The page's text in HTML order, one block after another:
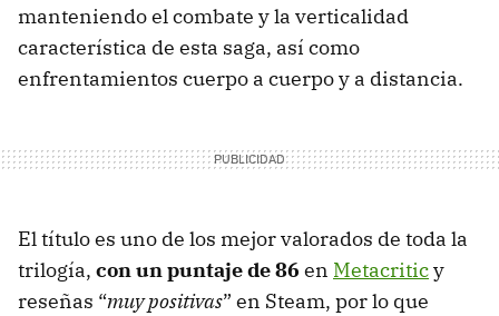
manteniendo el combate y la verticalidad
característica de esta saga, así como
enfrentamientos cuerpo a cuerpo y a distancia.
El título es uno de los mejor valorados de toda la
trilogía, con un puntaje de 86 en Metacriticy
reseñas “muy positivas” en Steam, por lo que